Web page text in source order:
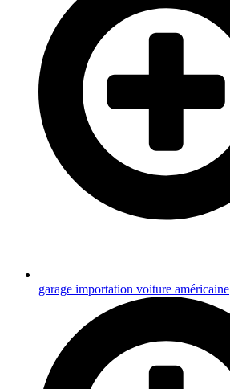
garage importation voiture américaine